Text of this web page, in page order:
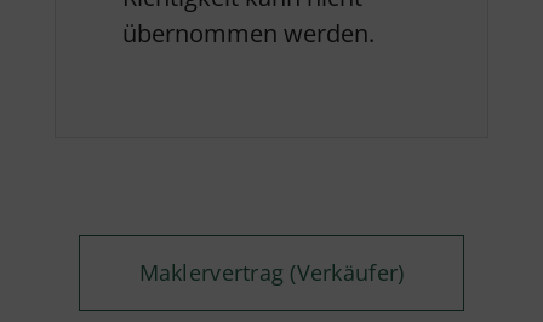
übernommen werden.
Maklervertrag (Verkäufer)